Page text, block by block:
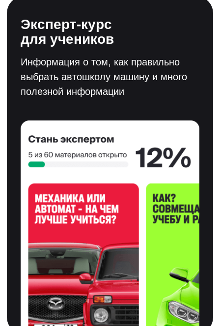
Смотреть сертификат
Мы упростили
для вас процесс
обучения